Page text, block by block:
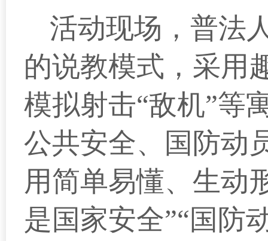
活动现场，普法
的说教模式，采用
模拟射击“敌机”等
公共安全、国防动
用简单易懂、生动
是国家安全”“国防